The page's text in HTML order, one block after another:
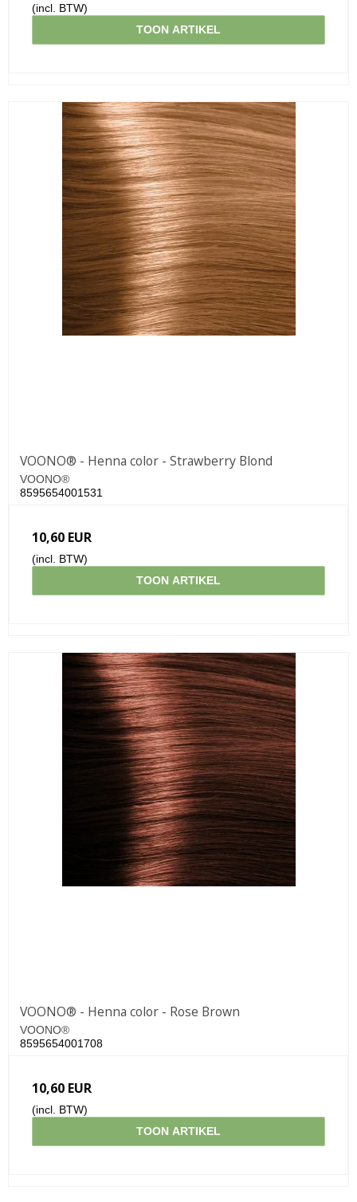
(incl. BTW)
TOON ARTIKEL
VOONO® - Henna color - Strawberry Blond
VOONO®
8595654001531
10,60 EUR
(incl. BTW)
TOON ARTIKEL
VOONO® - Henna color - Rose Brown
VOONO®
8595654001708
10,60 EUR
(incl. BTW)
TOON ARTIKEL